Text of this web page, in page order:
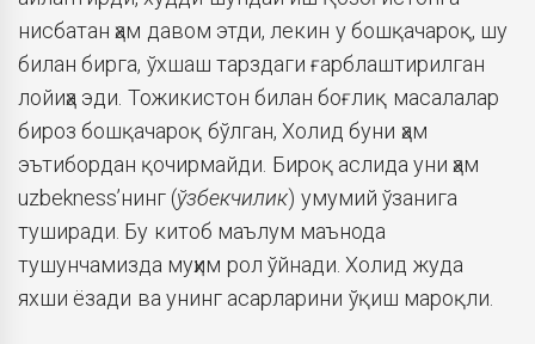
нисбатан ҳам давом этди, лекин у бошқачароқ, шу
билан бирга, ўхшаш тарздаги ғарблаштирилган
лойиҳа эди. Тожикистон билан боғлиқ масалалар
бироз бошқачароқ бўлган, Холид буни ҳам
эътибордан қочирмайди. Бироқ аслида уни ҳам
uzbekness’нинг (ўзбекчилик) умумий ўзанига
туширади. Бу китоб маълум маънода
тушунчамизда муҳим рол ўйнади. Холид жуда
яхши ёзади ва унинг асарларини ўқиш мароқли.